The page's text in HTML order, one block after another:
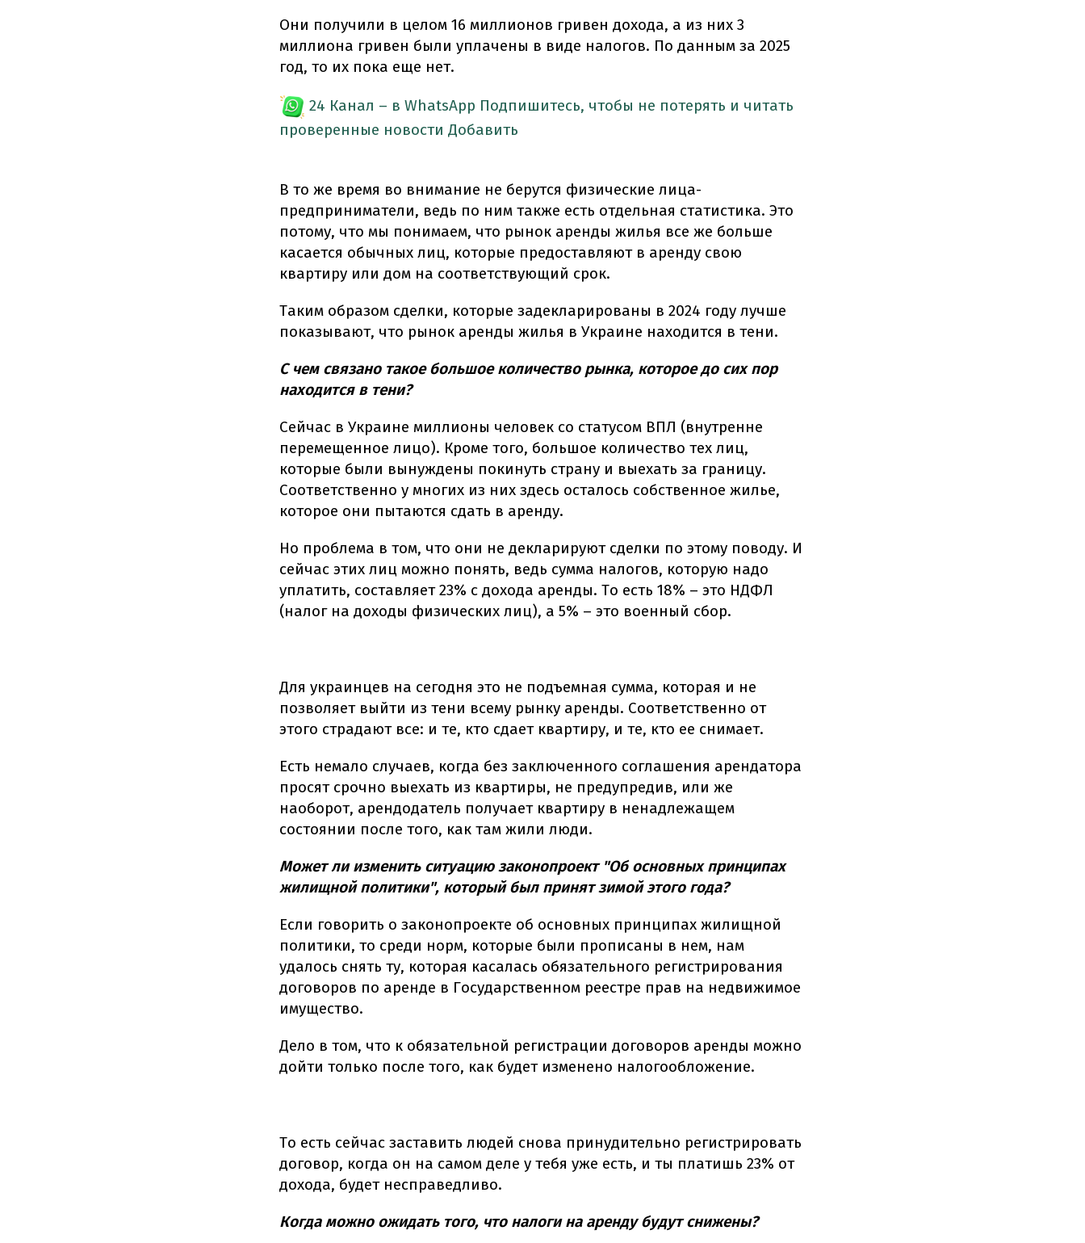
Они получили в целом 16 миллионов гривен дохода, а из них 3
миллиона гривен были уплачены в виде налогов. По данным за 2025
год, то их пока еще нет.
24 Канал – в WhatsApp Подпишитесь, чтобы не потерять и читать
проверенные новости Добавить
В то же время во внимание не берутся физические лица-
предприниматели, ведь по ним также есть отдельная статистика. Это
потому, что мы понимаем, что рынок аренды жилья все же больше
касается обычных лиц, которые предоставляют в аренду свою
квартиру или дом на соответствующий срок.
Таким образом сделки, которые задекларированы в 2024 году лучше
показывают, что рынок аренды жилья в Украине находится в тени.
С чем связано такое большое количество рынка, которое до сих пор
находится в тени?
Сейчас в Украине миллионы человек со статусом ВПЛ (внутренне
перемещенное лицо). Кроме того, большое количество тех лиц,
которые были вынуждены покинуть страну и выехать за границу.
Соответственно у многих из них здесь осталось собственное жилье,
которое они пытаются сдать в аренду.
Но проблема в том, что они не декларируют сделки по этому поводу. И
сейчас этих лиц можно понять, ведь сумма налогов, которую надо
уплатить, составляет 23% с дохода аренды. То есть 18% – это НДФЛ
(налог на доходы физических лиц), а 5% – это военный сбор.
Для украинцев на сегодня это не подъемная сумма, которая и не
позволяет выйти из тени всему рынку аренды. Соответственно от
этого страдают все: и те, кто сдает квартиру, и те, кто ее снимает.
Есть немало случаев, когда без заключенного соглашения арендатора
просят срочно выехать из квартиры, не предупредив, или же
наоборот, арендодатель получает квартиру в ненадлежащем
состоянии после того, как там жили люди.
Может ли изменить ситуацию законопроект "Об основных принципах
жилищной политики", который был принят зимой этого года?
Если говорить о законопроекте об основных принципах жилищной
политики, то среди норм, которые были прописаны в нем, нам
удалось снять ту, которая касалась обязательного регистрирования
договоров по аренде в Государственном реестре прав на недвижимое
имущество.
Дело в том, что к обязательной регистрации договоров аренды можно
дойти только после того, как будет изменено налогообложение.
То есть сейчас заставить людей снова принудительно регистрировать
договор, когда он на самом деле у тебя уже есть, и ты платишь 23% от
дохода, будет несправедливо.
Когда можно ожидать того, что налоги на аренду будут снижены?